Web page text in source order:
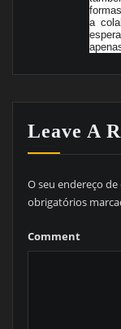
a
Leave A
O seu endereço
obrigatórios
Comment